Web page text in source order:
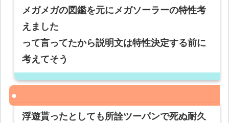
メガメガの図鑑を元にメガソーラーの特性考
えました
って言ってたから説明文は特性決定する前に
考えてそう
浮遊貰ったとしても所詮ツーパンで死ぬ耐久